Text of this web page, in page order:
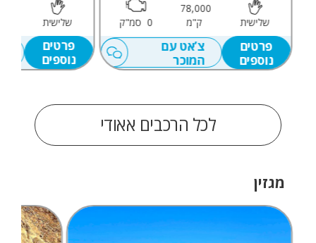
0 סמ"ק
78,000
ק"מ
שלישית
פרטים
נוספים
צ’אט עם
המוכר
שלישית
פרטים
נוספים
לכל הרכבים אאודי
מגזין